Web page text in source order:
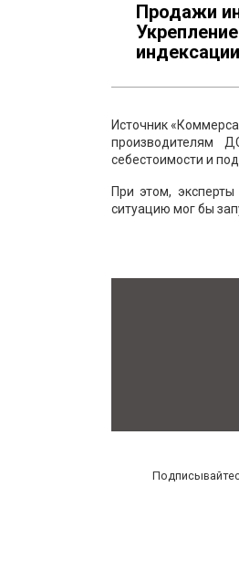
Продажи
Источник
производителям
себестоимости и
При этом,
ситуацию мог бы